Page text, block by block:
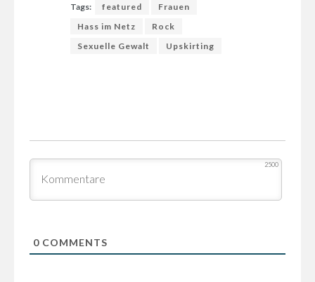
Tags: featured
Frauen
Hass im Netz
Rock
Sexuelle Gewalt
Upskirting
2500
0COMMENTS